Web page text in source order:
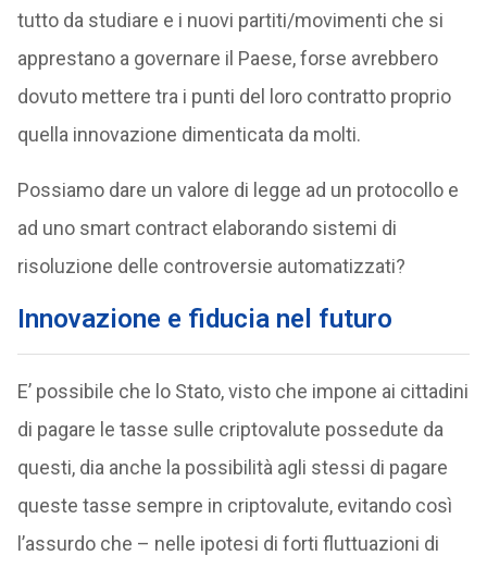
tutto da studiare e i nuovi partiti/movimenti che si
apprestano a governare il Paese, forse avrebbero
dovuto mettere tra i punti del loro contratto proprio
quella innovazione dimenticata da molti.
Possiamo dare un valore di legge ad un protocollo e
ad uno smart contract elaborando sistemi di
risoluzione delle controversie automatizzati?
Innovazione e fiducia nel futuro
E’ possibile che lo Stato, visto che impone ai cittadini
di pagare le tasse sulle criptovalute possedute da
questi, dia anche la possibilità agli stessi di pagare
queste tasse sempre in criptovalute, evitando così
l’assurdo che – nelle ipotesi di forti fluttuazioni di